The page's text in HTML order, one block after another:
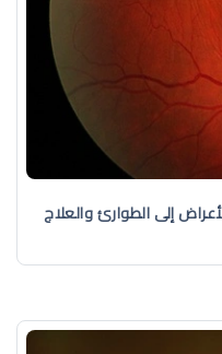
إلى الطوارئ والعلاج